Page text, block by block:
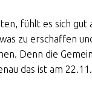
fühlt es sich gut
zu erschaffen
Denn die
das ist am